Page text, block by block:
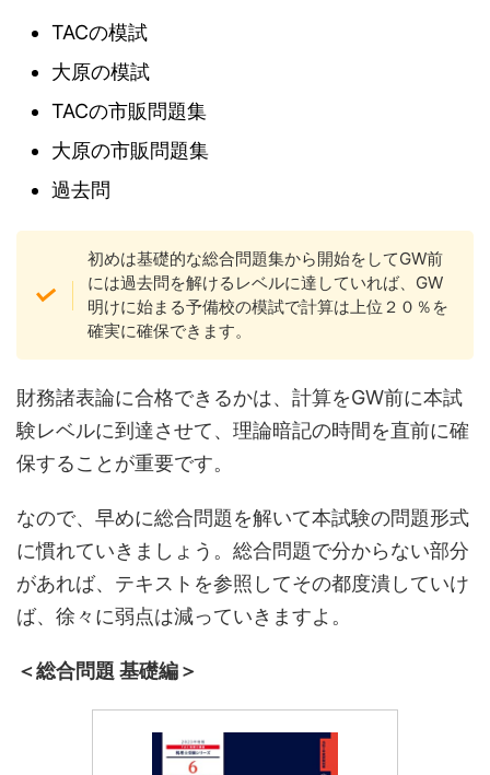
TACの模試
大原の模試
TACの市販問題集
大原の市販問題集
過去問
初めは基礎的な総合問題集から開始をしてGW前
には過去問を解けるレベルに達していれば、GW
明けに始まる予備校の模試で計算は上位２０％を
確実に確保できます。
財務諸表論に合格できるかは、計算をGW前に本試
験レベルに到達させて、理論暗記の時間を直前に確
保することが重要です。
なので、早めに総合問題を解いて本試験の問題形式
に慣れていきましょう。総合問題で分からない部分
があれば、テキストを参照してその都度潰していけ
ば、徐々に弱点は減っていきますよ。
＜総合問題 基礎編＞